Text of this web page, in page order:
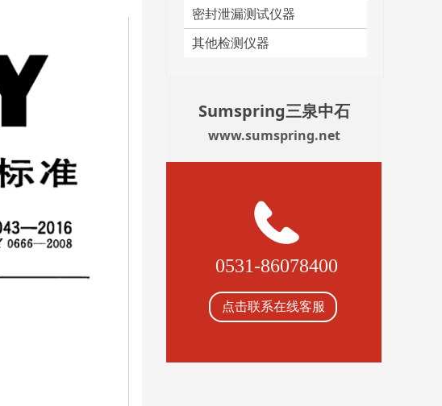
Sumspring三泉中石
www.sumspring.net
密封泄漏测试仪器
其他检测仪器
0531-86078400
点击联系在线客服